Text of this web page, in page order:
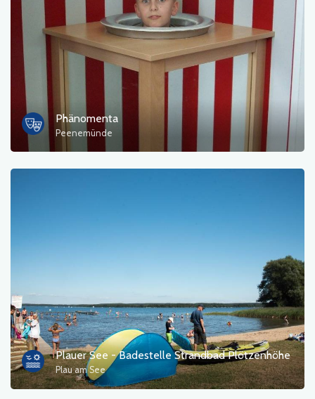
Phänomenta
Peenemünde
Plauer See - Badestelle Strandbad Plötzenhöhe
Plau am See